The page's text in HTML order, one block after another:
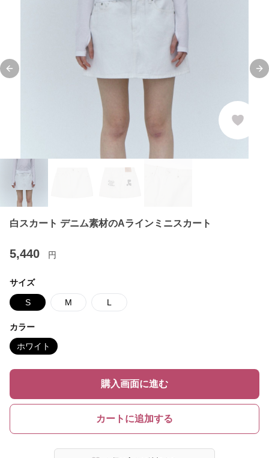
Previous slide
白スカート デニム素材のAラインミニスカート
5,440 円
サイズ
S M L
カラー
ホワイト
購入画面に進む
カートに追加する